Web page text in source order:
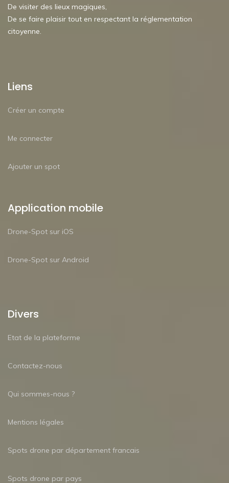
De visiter des lieux magiques,
De se faire plaisir tout en respectant la réglementation
citoyenne.
Liens
Créer un compte
Me connecter
Ajouter un spot
Application mobile
Drone-Spot sur iOS
Drone-Spot sur Android
Divers
Etat de la plateforme
Contactez-nous
Qui sommes-nous ?
Mentions légales
Spots drone par département francais
Spots drone par pays